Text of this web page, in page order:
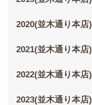
2020(並木通り本店)
2021(並木通り本店)
2022(並木通り本店)
2023(並木通り本店)